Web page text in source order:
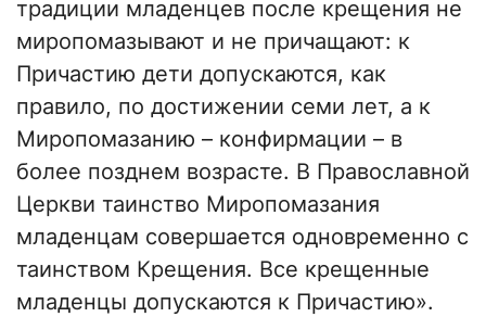
традиции младенцев после крещения не
миропомазывают и не причащают: к
Причастию дети допускаются, как
правило, по достижении семи лет, а к
Миропомазанию – конфирмации – в
более позднем возрасте. В Православной
Церкви таинство Миропомазания
младенцам совершается одновременно с
таинством Крещения. Все крещенные
младенцы допускаются к Причастию».